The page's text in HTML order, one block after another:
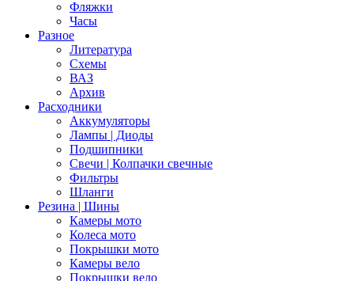
Фляжки
Часы
Разное
Литература
Схемы
ВАЗ
Архив
Расходники
Аккумуляторы
Лампы | Диоды
Подшипники
Свечи | Колпачки свечные
Фильтры
Шланги
Резина | Шины
Камеры мото
Колеса мото
Покрышки мото
Камеры вело
Покрышки вело